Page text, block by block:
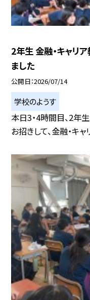
2年生 金融・キャリ
ました
公開日 2026/07/14
学校のようす
本日3・4時間目、2年
お招きして、金融・キャ